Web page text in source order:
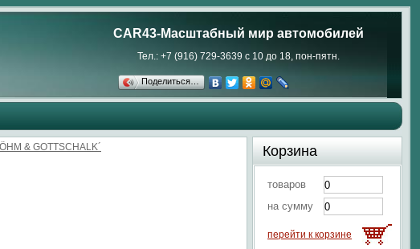
CAR43-Масштабный мир автомобилей
Тел.: +7 (916) 729-3639 с 10 до 18, пон-пятн.
Поделиться…
& GOTTSCHALK´
Корзина
товаров
на сумму
перейти к корзине